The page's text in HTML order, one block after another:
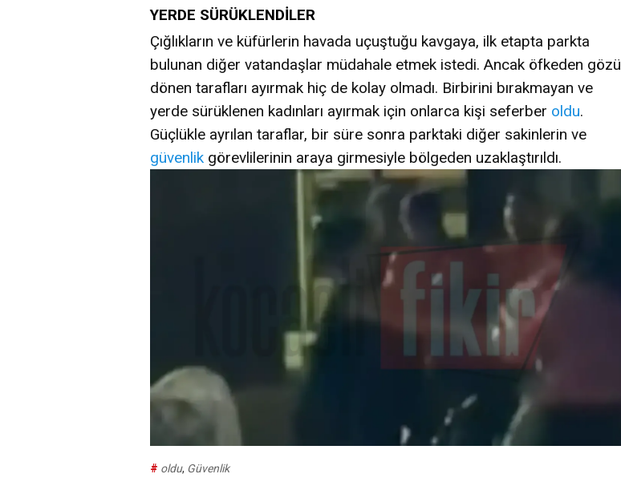
YERDE SÜRÜKLENDİLER
Çığlıkların ve küfürlerin havada uçuştuğu kavgaya, ilk etapta parkta
bulunan diğer vatandaşlar müdahale etmek istedi. Ancak öfkeden gözü
dönen tarafları ayırmak hiç de kolay olmadı. Birbirini bırakmayan ve
yerde sürüklenen kadınları ayırmak için onlarca kişi seferber oldu.
Güçlükle ayrılan taraflar, bir süre sonra parktaki diğer sakinlerin ve
güvenlik görevlilerinin araya girmesiyle bölgeden uzaklaştırıldı.
# oldu, Güvenlik